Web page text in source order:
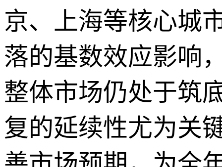
京、上海等核心城
落的基数效应影响
整体市场仍处于筑
复的延续性尤为关